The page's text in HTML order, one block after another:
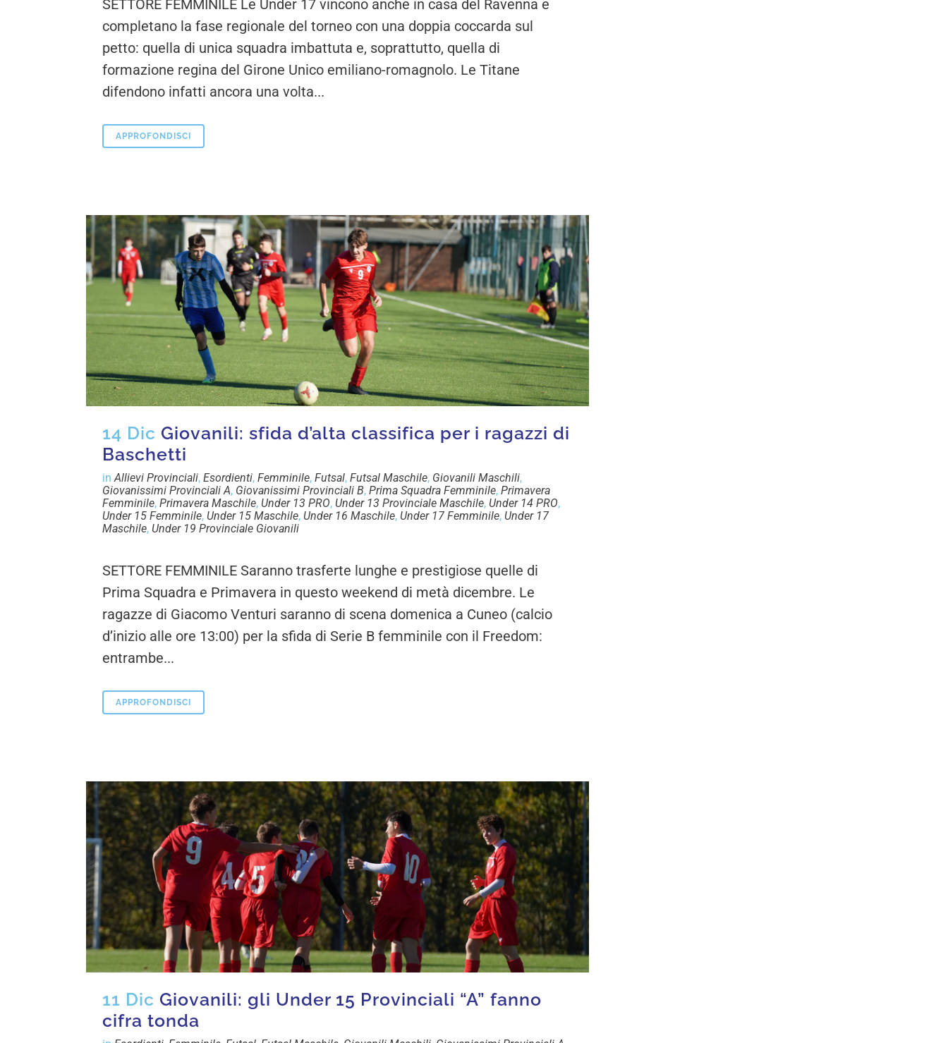
SETTORE FEMMINILE Le Under 17 vincono anche in casa del Ravenna e
completano la fase regionale del torneo con una doppia coccarda sul
petto: quella di unica squadra imbattuta e, soprattutto, quella di
formazione regina del Girone Unico emiliano-romagnolo. Le Titane
difendono infatti ancora una volta...
APPROFONDISCI
14 Dic Giovanili: sfida d’alta classifica per i ragazzi di
Baschetti
inAllievi Provinciali, Esordienti, Femminile, Futsal, Futsal Maschile, Giovanili Maschili,
Giovanissimi Provinciali A, Giovanissimi Provinciali B, Prima Squadra Femminile, Primavera
Femminile, Primavera Maschile, Under 13 PRO, Under 13 Provinciale Maschile, Under 14 PRO,
Under 15 Femminile, Under 15 Maschile, Under 16 Maschile, Under 17 Femminile, Under 17
Maschile, Under 19 Provinciale Giovanili
SETTORE FEMMINILE Saranno trasferte lunghe e prestigiose quelle di
Prima Squadra e Primavera in questo weekend di metà dicembre. Le
ragazze di Giacomo Venturi saranno di scena domenica a Cuneo (calcio
d’inizio alle ore 13:00) per la sfida di Serie B femminile con il Freedom:
entrambe...
APPROFONDISCI
11 Dic Giovanili: gli Under 15 Provinciali “A” fanno
cifra tonda